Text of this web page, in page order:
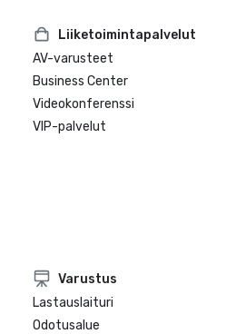
Liiketoimintapalvelut
AV-varusteet
Business Center
Videokonferenssi
VIP-palvelut
Varustus
Lastauslaituri
Odotusalue